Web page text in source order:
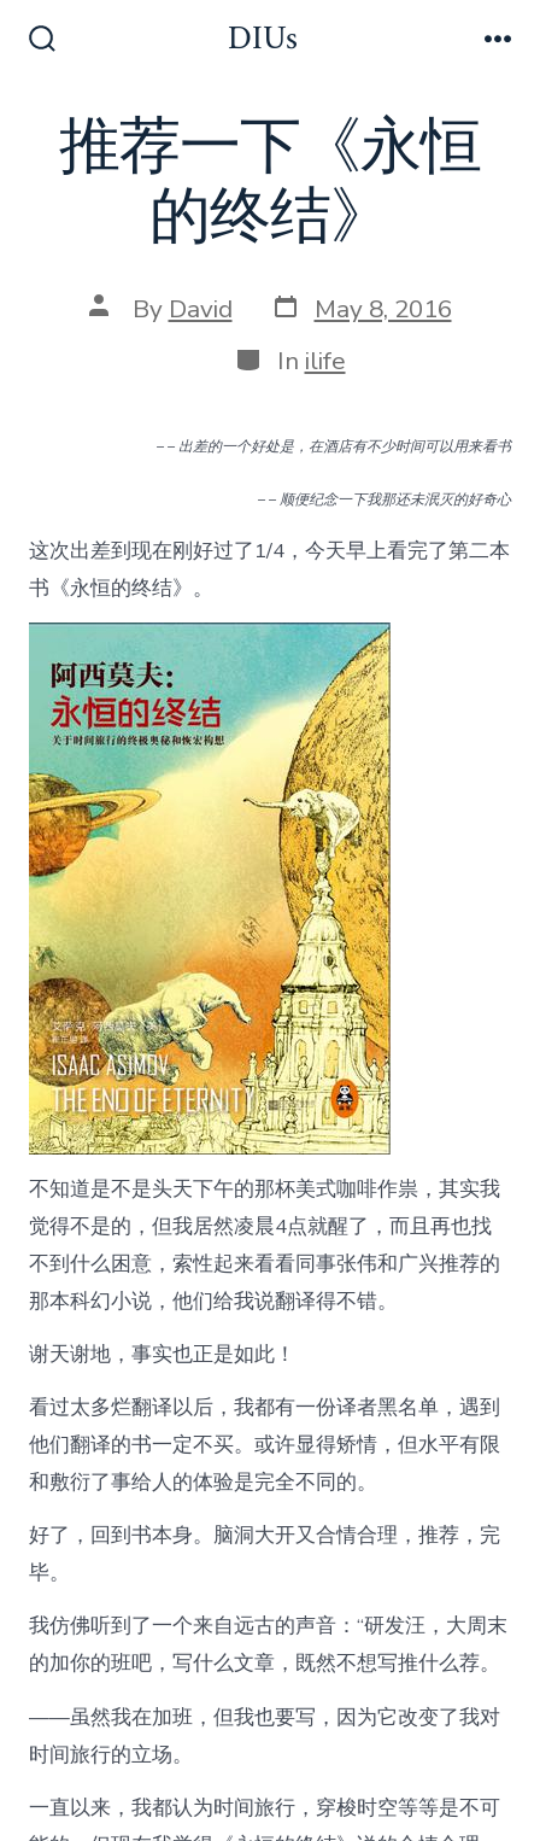
DIUs
推荐一下《永恒
的终结》
Post
author
By David Post
date
May 8, 2016
Categories
In ilife
– – 出差的一个好处是，在酒店有不少时间可以用来看书
– – 顺便纪念一下我那还未泯灭的好奇心
这次出差到现在刚好过了1/4，今天早上看完了第二本
书《永恒的终结》。
不知道是不是头天下午的那杯美式咖啡作祟，其实我
觉得不是的，但我居然凌晨4点就醒了，而且再也找
不到什么困意，索性起来看看同事张伟和广兴推荐的
那本科幻小说，他们给我说翻译得不错。
谢天谢地，事实也正是如此！
看过太多烂翻译以后，我都有一份译者黑名单，遇到
他们翻译的书一定不买。或许显得矫情，但水平有限
和敷衍了事给人的体验是完全不同的。
好了，回到书本身。脑洞大开又合情合理，推荐，完
毕。
我仿佛听到了一个来自远古的声音：“研发汪，大周末
的加你的班吧，写什么文章，既然不想写推什么荐。
——虽然我在加班，但我也要写，因为它改变了我对
时间旅行的立场。
一直以来，我都认为时间旅行，穿梭时空等等是不可